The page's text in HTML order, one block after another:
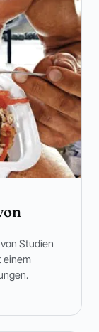
Studien
einem